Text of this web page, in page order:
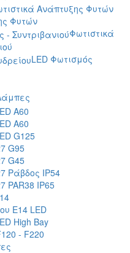
Φυτών
Φωτιστικά
LED Φωτισμός
A60
A60
G125
G95
G45
Ράβδος IP54
PAR38 IP65
E14 LED
High Bay
- F220